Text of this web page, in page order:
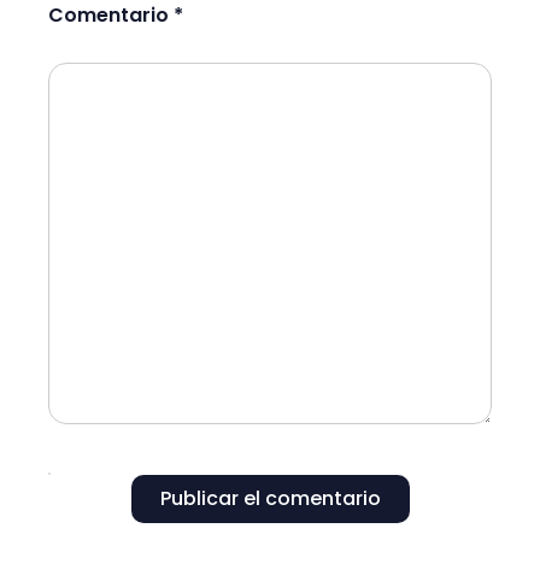
Comentario *
Publicar el comentario